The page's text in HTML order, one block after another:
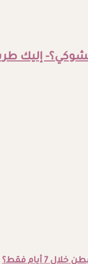
إليك
أيام فقط؟